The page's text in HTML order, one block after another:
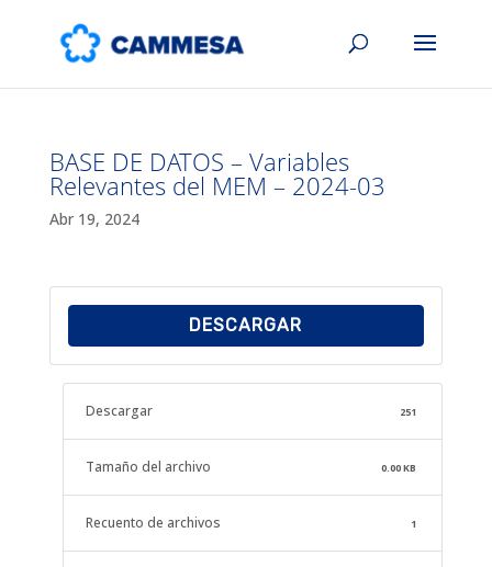
BASE DE DATOS – Variables
Relevantes del MEM – 2024-03
Abr 19, 2024
DESCARGAR
Descargar 251
Tamaño del archivo 0.00 KB
Recuento de archivos 1